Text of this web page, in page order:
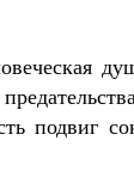
подвиг